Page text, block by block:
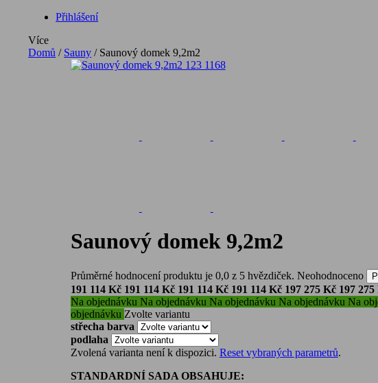
Přihlášení
Více
Domů / Sauny / Saunový domek 9,2m2
Saunový domek 9,2m2
Průměrné hodnocení produktu je 0,0 z 5 hvězdiček. Neohodnoceno
191 114 Kč 191 114 Kč 191 114 Kč 191 114 Kč 197 275 Kč 197 275
Na objednávku Na objednávku Na objednávku Na objednávku Na
objednávku Zvolte variantu
střecha barva
podlaha
Zvolená varianta není k dispozici. Reset vybraných parametrů.
STANDARDNÍ SADA OBSAHUJE: